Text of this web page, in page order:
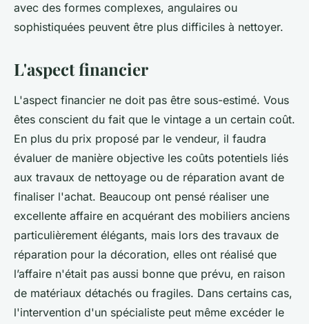
avec des formes complexes, angulaires ou
sophistiquées peuvent être plus difficiles à nettoyer.
L'aspect financier
L'aspect financier ne doit pas être sous-estimé. Vous
êtes conscient du fait que le vintage a un certain coût.
En plus du prix proposé par le vendeur, il faudra
évaluer de manière objective les coûts potentiels liés
aux travaux de nettoyage ou de réparation avant de
finaliser l'achat. Beaucoup ont pensé réaliser une
excellente affaire en acquérant des mobiliers anciens
particulièrement élégants, mais lors des travaux de
réparation pour la décoration, elles ont réalisé que
l’affaire n'était pas aussi bonne que prévu, en raison
de matériaux détachés ou fragiles. Dans certains cas,
l'intervention d'un spécialiste peut même excéder le